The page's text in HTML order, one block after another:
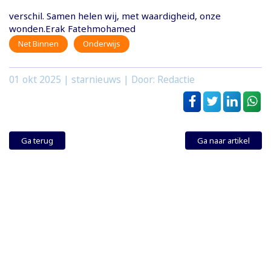
verschil. Samen helen wij, met waardigheid, onze
wonden.Erak Fatehmohamed
Net Binnen Onderwijs
01 okt 2025 | starnieuws | Door: Redactie
Ga terug Ga naar artikel